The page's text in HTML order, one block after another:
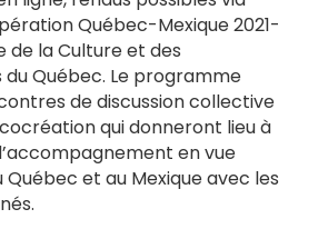
Québec-Mexique 2021-
de la Culture et des
Québec. Le programme
de discussion collective
qui donneront lieu à
en vue
Québec et au Mexique avec les